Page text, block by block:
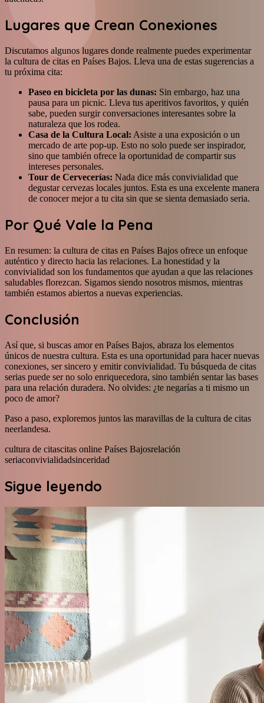
Lugares que Crean Conexiones
Discutamos algunos lugares donde realmente puedes experimentar
la cultura de citas en Países Bajos. Lleva una de estas sugerencias a
tu próxima cita:
Paseo en bicicleta por las dunas: Sin embargo, haz una
pausa para un picnic. Lleva tus aperitivos favoritos, y quién
sabe, pueden surgir conversaciones interesantes sobre la
naturaleza que los rodea.
Casa de la Cultura Local: Asiste a una exposición o un
mercado de arte pop-up. Esto no solo puede ser inspirador,
sino que también ofrece la oportunidad de compartir sus
intereses personales.
Tour de Cervecerías: Nada dice más convivialidad que
degustar cervezas locales juntos. Esta es una excelente manera
de conocer mejor a tu cita sin que se sienta demasiado seria.
Por Qué Vale la Pena
En resumen: la cultura de citas en Países Bajos ofrece un enfoque
auténtico y directo hacia las relaciones. La honestidad y la
convivialidad son los fundamentos que ayudan a que las relaciones
saludables florezcan. Sigamos siendo nosotros mismos, mientras
también estamos abiertos a nuevas experiencias.
Conclusión
Así que, si buscas amor en Países Bajos, abraza los elementos
únicos de nuestra cultura. Esta es una oportunidad para hacer nuevas
conexiones, ser sincero y emitir convivialidad. Tu búsqueda de citas
serias puede ser no solo enriquecedora, sino también sentar las bases
para una relación duradera. No olvides: ¿te negarías a ti mismo un
poco de amor?
Paso a paso, exploremos juntos las maravillas de la cultura de citas
neerlandesa.
cultura de citascitas online Países Bajosrelación
seriaconvivialidadsinceridad
Sigue leyendo